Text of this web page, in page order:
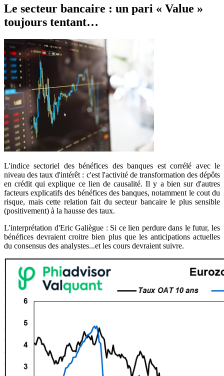
Le secteur bancaire : un pari « Value »
toujours tentant…
L'indice sectoriel des bénéfices des banques est corrélé avec le
niveau des taux d'intérêt : c'est l'activité de transformation des dépôts
en crédit qui explique ce lien de causalité. Il y a bien sur d'autres
facteurs explicatifs des bénéfices des banques, notamment le cout du
risque, mais cette relation fait du secteur bancaire le plus sensible
(positivement) à la hausse des taux.
L'interprétation d'Eric Galiègue : Si ce lien perdure dans le futur, les
bénéfices devraient croitre bien plus que les anticipations actuelles
du consensus des analystes...et les cours devraient suivre.